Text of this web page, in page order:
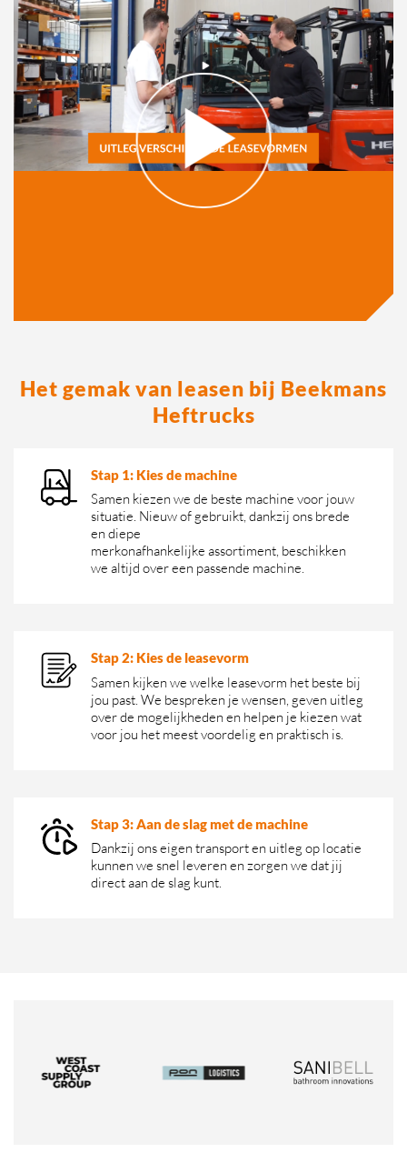
Het gemak van leasen bij Beekmans
Heftrucks
Stap 1: Kies de machine
Samen kiezen we de beste machine voor jouw
situatie. Nieuw of gebruikt, dankzij ons brede
en diepe
merkonafhankelijke assortiment, beschikken
we altijd over een passende machine.
Stap 2: Kies de leasevorm
Samen kijken we welke leasevorm het beste bij
jou past. We bespreken je wensen, geven uitleg
over de mogelijkheden en helpen je kiezen wat
voor jou het meest voordelig en praktisch is.
Stap 3: Aan de slag met de machine
Dankzij ons eigen transport en uitleg op locatie
kunnen we snel leveren en zorgen we dat jij
direct aan de slag kunt.